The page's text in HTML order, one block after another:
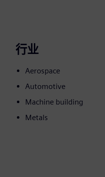
行业
Aerospace
Automotive
Machine building
Metals